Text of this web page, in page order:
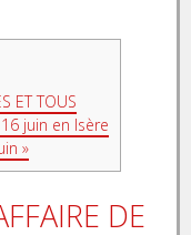
ET TOUS
juin en Isère
»
DE